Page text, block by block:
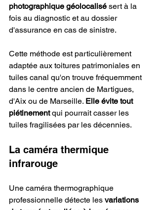
photographique géolocalisé sert à la
fois au diagnostic et au dossier
d'assurance en cas de sinistre.
Cette méthode est particulièrement
adaptée aux toitures patrimoniales en
tuiles canal qu'on trouve fréquemment
dans le centre ancien de Martigues,
d'Aix ou de Marseille. Elle évite tout
piétinement qui pourrait casser les
tuiles fragilisées par les décennies.
La caméra thermique
infrarouge
Une caméra thermographique
professionnelle détecte les variations